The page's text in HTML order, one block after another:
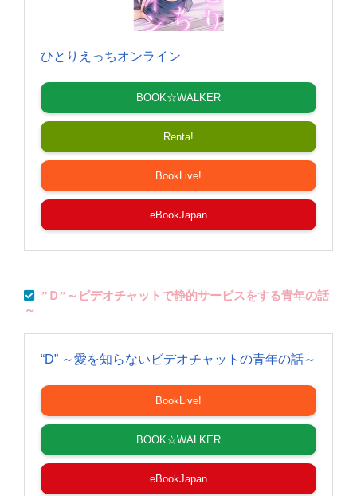
ひとりえっちオンライン
BOOK☆WALKER
Renta!
BookLive!
eBookJapan
”Ｄ”～ビデオチャットで静的サービスをする青年の話
～
“D” ～愛を知らないビデオチャットの青年の話～
BookLive!
BOOK☆WALKER
eBookJapan